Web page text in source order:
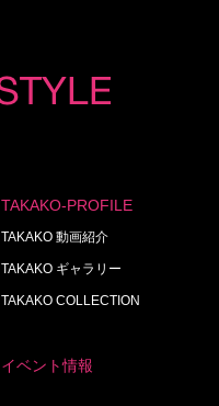
TAKAKO-PROFILE
TAKAKO 動画紹介
TAKAKO ギャラリー
TAKAKO COLLECTION
イベント情報